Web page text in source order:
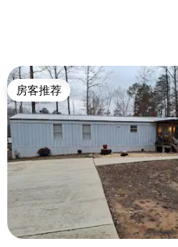
分（满分 5 分），共 7 条评价
房客推荐
房客推荐